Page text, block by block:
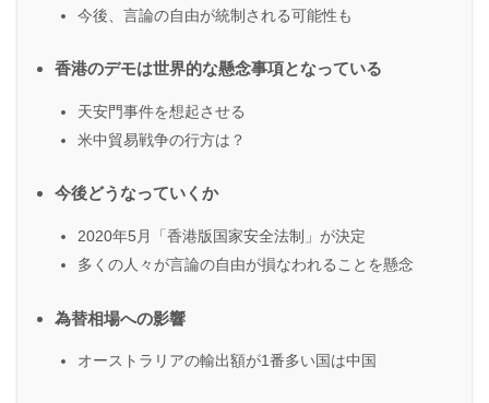
今後、言論の自由が統制される可能性も
香港のデモは世界的な懸念事項となっている
天安門事件を想起させる
米中貿易戦争の行方は？
今後どうなっていくか
2020年5月「香港版国家安全法制」が決定
多くの人々が言論の自由が損なわれることを懸念
為替相場への影響
オーストラリアの輸出額が1番多い国は中国